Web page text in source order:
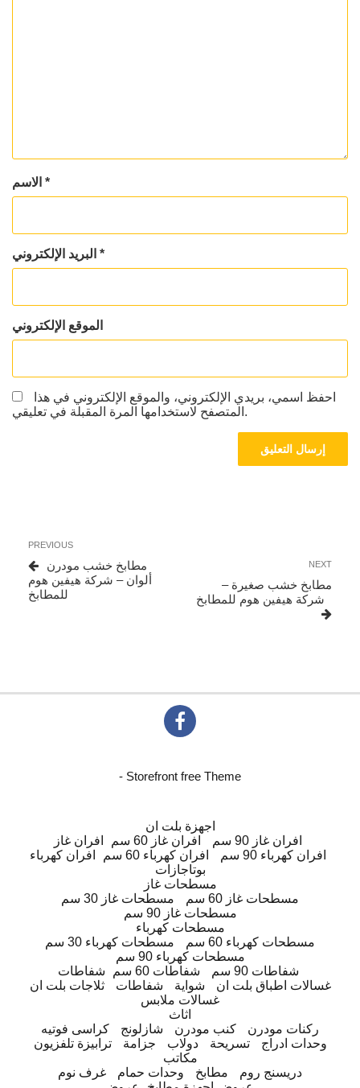
*
*
الموقع الإلكتروني
احفظ اسمي، بريدي الإلكتروني، والموقع الإلكتروني في هذا
المتصفح لاستخدامها المرة المقبلة في تعليقي.
المقالات
Previous
Post
PREVIOUS
مطابخ خشب مودرن
ألوان – شركة هيفين هوم
للمطابخ
Next
NEXT
مطابخ خشب صغيرة –
شركة هيفين هوم للمطابخ
- Storefront free Theme
اجهزة بلت ان
افران غاز
افران غاز 60 سم
افران غاز 90 سم
افران كهرباء
افران كهرباء 60 سم
افران كهرباء 90 سم
بوتاجازات
مسطحات غاز
مسطحات غاز 30 سم
مسطحات غاز 60 سم
مسطحات غاز 90 سم
مسطحات كهرباء
مسطحات كهرباء 30 سم
مسطحات كهرباء 60 سم
مسطحات كهرباء 90 سم
شفاطات
شفاطات 60 سم
شفاطات 90 سم
ثلاجات بلت ان
شفاطات شواية
غسالات اطباق بلت ان
غسالات ملابس
اثاث
كراسى فوتيه
شازلونج كنب مودرن
ركنات مودرن
ترابيزة تلفزيون
جزامة دولاب تسريحة
وحدات ادراج
مكاتب
غرف نوم
وحدات حمام مطابخ
دريسنج روم